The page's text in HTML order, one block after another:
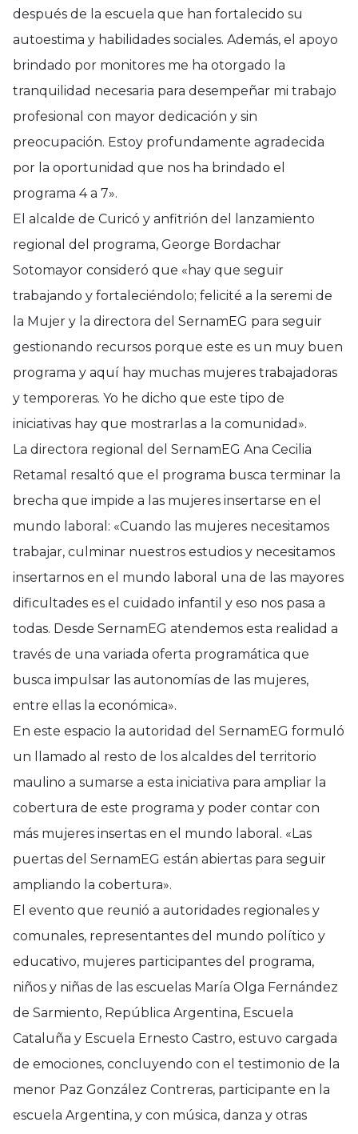
después de la escuela que han fortalecido su
autoestima y habilidades sociales. Además, el apoyo
brindado por monitores me ha otorgado la
tranquilidad necesaria para desempeñar mi trabajo
profesional con mayor dedicación y sin
preocupación. Estoy profundamente agradecida
por la oportunidad que nos ha brindado el
programa 4 a 7».
El alcalde de Curicó y anfitrión del lanzamiento
regional del programa, George Bordachar
Sotomayor consideró que «hay que seguir
trabajando y fortaleciéndolo; felicité a la seremi de
la Mujer y la directora del SernamEG para seguir
gestionando recursos porque este es un muy buen
programa y aquí hay muchas mujeres trabajadoras
y temporeras. Yo he dicho que este tipo de
iniciativas hay que mostrarlas a la comunidad».
La directora regional del SernamEG Ana Cecilia
Retamal resaltó que el programa busca terminar la
brecha que impide a las mujeres insertarse en el
mundo laboral: «Cuando las mujeres necesitamos
trabajar, culminar nuestros estudios y necesitamos
insertarnos en el mundo laboral una de las mayores
dificultades es el cuidado infantil y eso nos pasa a
todas. Desde SernamEG atendemos esta realidad a
través de una variada oferta programática que
busca impulsar las autonomías de las mujeres,
entre ellas la económica».
En este espacio la autoridad del SernamEG formuló
un llamado al resto de los alcaldes del territorio
maulino a sumarse a esta iniciativa para ampliar la
cobertura de este programa y poder contar con
más mujeres insertas en el mundo laboral. «Las
puertas del SernamEG están abiertas para seguir
ampliando la cobertura».
El evento que reunió a autoridades regionales y
comunales, representantes del mundo político y
educativo, mujeres participantes del programa,
niños y niñas de las escuelas María Olga Fernández
de Sarmiento, República Argentina, Escuela
Cataluña y Escuela Ernesto Castro, estuvo cargada
de emociones, concluyendo con el testimonio de la
menor Paz González Contreras, participante en la
escuela Argentina, y con música, danza y otras
Región del Maule
Diputada Consuelo Veloso con